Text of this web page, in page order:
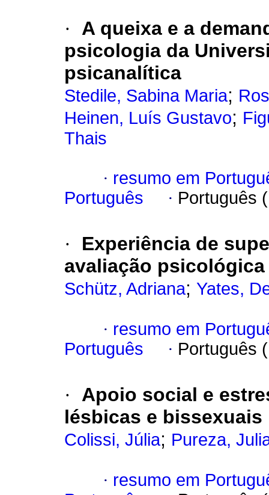
·
A queixa e a
psicologia da
psicanalítica
Stedile, Sabina Maria;
Heinen, Luís Gustavo;
Thais
· resumo em
Português
· Português
·
Experiência de
avaliação psicológica
Schütz, Adriana; Yates,
· resumo em
Português
· Português
·
Apoio social e
lésbicas e bissexuais
Colissi, Júlia; Pureza,
· resumo em